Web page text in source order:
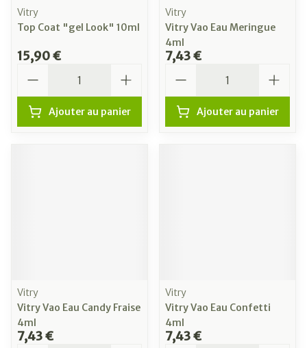
Vitry
Top Coat "gel Look" 10ml
15,90 €
Ajouter au panier
Vitry
Vitry Vao Eau Meringue
4ml
7,43 €
Ajouter au panier
Vitry
Vitry Vao Eau Candy Fraise
4ml
7,43 €
Vitry
Vitry Vao Eau Confetti
4ml
7,43 €